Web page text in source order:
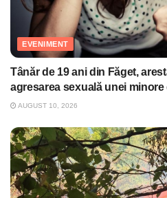
EVENIMENT
Tânăr de 19 ani din Făget,
agresarea sexuală unei minore
AUGUST 10, 2026